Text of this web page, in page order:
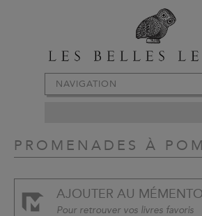
NAVIGATION
PROMENADES À
AJOUTER AU MÉMENTO
Pour retrouver vos livres favoris